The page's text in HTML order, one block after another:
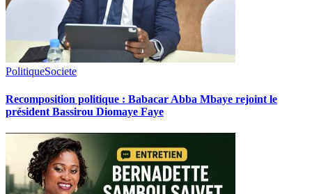
PolitiqueSociete
Recomposition politique : Babacar Abba Mbaye rejoint le
président Bassirou Diomaye Faye